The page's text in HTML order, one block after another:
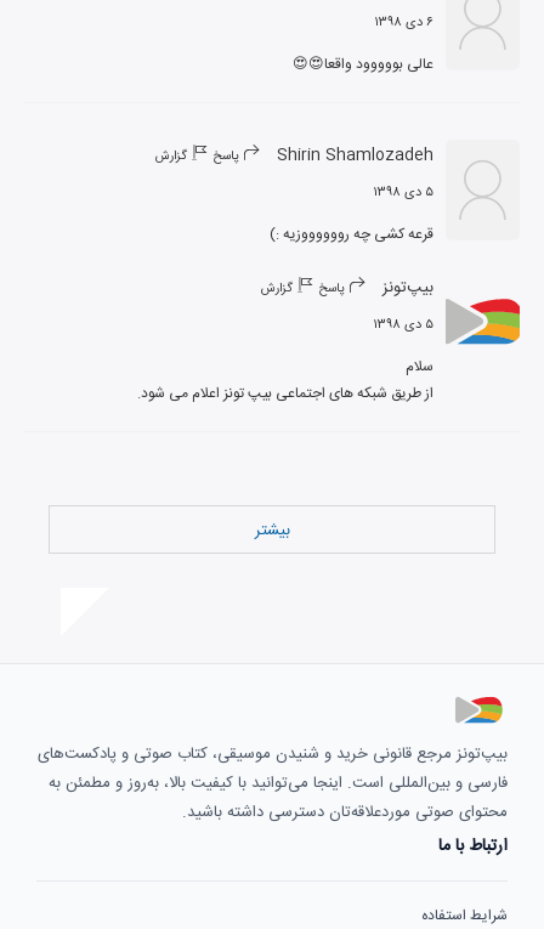
۶ دی ۱۳۹۸
عالی بووووود واقعا😍😍
Shirin Shamlozadeh پاسخ گزارش
۵ دی ۱۳۹۸
قرعه کشی چه رووووووزیه :)
بیپ‌تونز پاسخ گزارش
۵ دی ۱۳۹۸
از طریق شبکه های اجتماعی بیپ تونز اعلام می شود.
بیشتر
بیپ‌تونز مرجع قانونی خرید و شنیدن موسیقی، کتاب صوتی و پادکست‌های
فارسی و بین‌المللی است. اینجا می‌توانید با کیفیت بالا، به‌روز و مطمئن به
محتوای صوتی موردعلاقه‌تان دسترسی داشته باشید.
ارتباط با ما
شرایط استفاده